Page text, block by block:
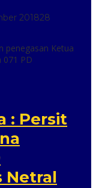
201828
penegasan Ketua
071 PD
: Persit
Netral